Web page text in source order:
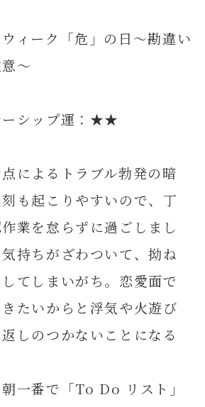
ーク「危」の日～勘違い
～
ーシップ運：★★
によるトラブル勃発の暗
も起こりやすいので、丁
業を怠らずに過ごしまし
持ちがざわついて、拗ね
てしまいがち。恋愛面で
たいからと浮気や火遊び
しのつかないことになる
一番で「To Do リスト」